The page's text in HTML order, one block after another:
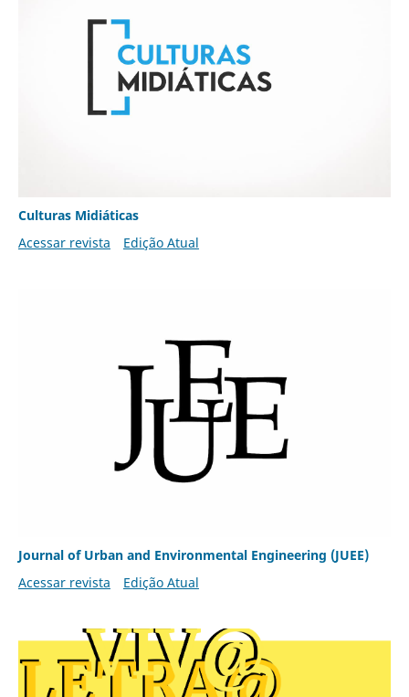
Culturas Midiáticas
Acessar revista
Edição Atual
Journal of Urban and Environmental Engineering (JUEE)
Acessar revista
Edição Atual